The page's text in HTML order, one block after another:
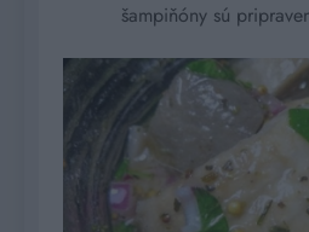
šampiňóny sú